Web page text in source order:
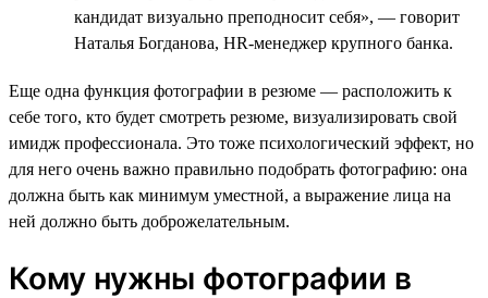
кандидат визуально преподносит себя», — говорит
Наталья Богданова, HR-менеджер крупного банка.
Еще одна функция фотографии в резюме — расположить к
себе того, кто будет смотреть резюме, визуализировать свой
имидж профессионала. Это тоже психологический эффект, но
для него очень важно правильно подобрать фотографию: она
должна быть как минимум уместной, а выражение лица на
ней должно быть доброжелательным.
Кому нужны фотографии в